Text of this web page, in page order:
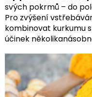
svých pokrmů – do
Pro zvýšení
kombinovat kurkumu
účinek